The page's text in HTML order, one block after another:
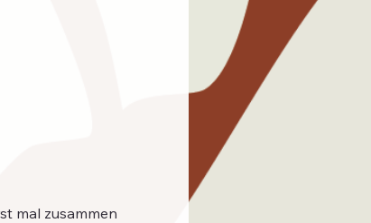
mal zusammen